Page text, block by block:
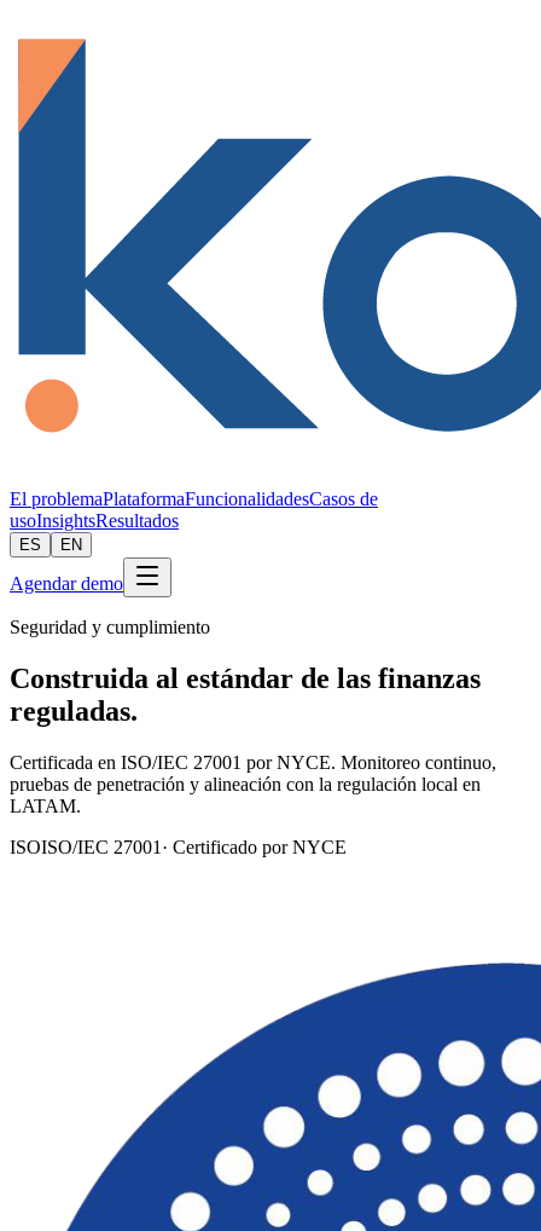
El problemaPlataformaFuncionalidadesCasos de
usoInsightsResultados
ES EN
Agendar demo
Seguridad y cumplimiento
Construida al estándar de las finanzas
reguladas.
Certificada en ISO/IEC 27001 por NYCE. Monitoreo continuo,
pruebas de penetración y alineación con la regulación local en
LATAM.
ISOISO/IEC 27001 · Certificado por NYCE